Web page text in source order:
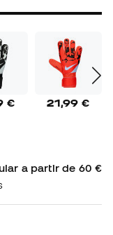
€ 21,99 €
a partir de 60 €